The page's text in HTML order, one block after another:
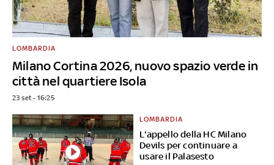
Milano Cortina 2026, nuovo spazio verde in
città nel quartiere Isola
LOMBARDIA
23 set - 16:25
L'appello della HC Milano
Devils per continuare a
usare il Palasesto
LOMBARDIA